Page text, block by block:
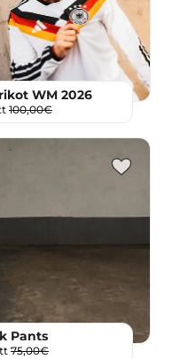
WM 2026
100,00€
Pants
75,00€